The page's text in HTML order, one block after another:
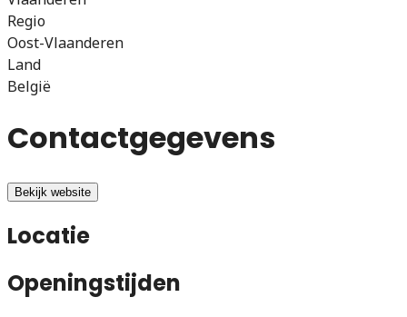
Regio
Oost-Vlaanderen
Land
België
Contactgegevens
Bekijk website
Locatie
Openingstijden